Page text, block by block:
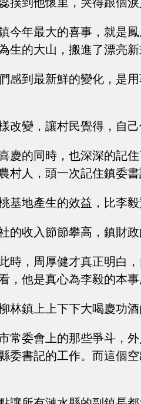
今年最大的喜事，就是
生的大山，搬進了漂亮
感到最新鮮的變化，是
改變，讓村民覺得，自
慶的同時，也深深的記
村人，頭一次記住鎮委
基地產生的效益，比李
的收入節節攀高，鎮財
時，周厚健才真正明白
，他是真心為李毅的本
林鎮上上下下大喝慶功
常委會上的那些爭斗，
委書記的工作。而這個